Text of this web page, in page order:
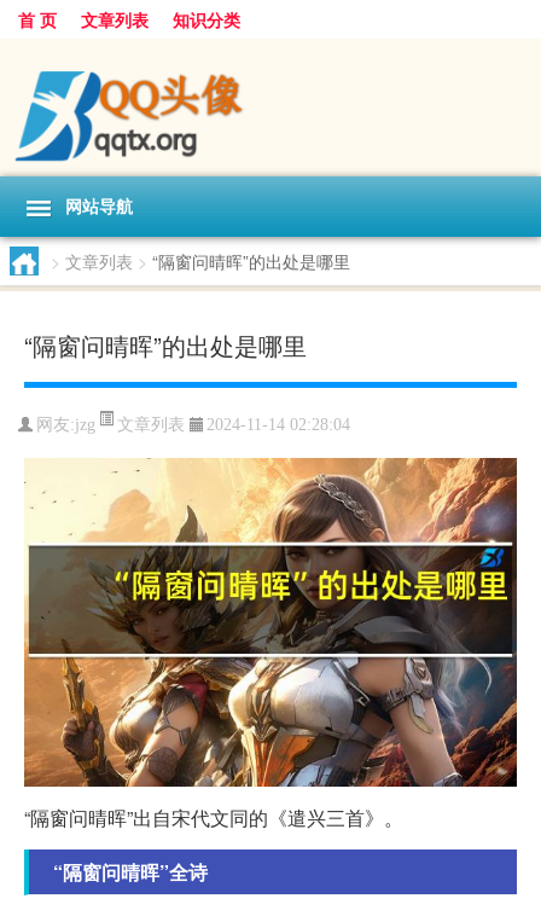
首 页 文章列表 知识分类
网站导航
> 文章列表 > “隔窗问晴晖”的出处是哪里
“隔窗问晴晖”的出处是哪里
网友:jzg 文章列表 2024-11-14 02:28:04
“隔窗问晴晖”出自宋代文同的《遣兴三首》。
“隔窗问晴晖”全诗